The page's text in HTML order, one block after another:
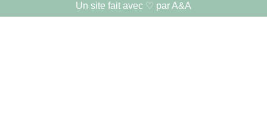
Un site fait avec ♡ par A&A